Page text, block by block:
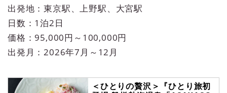
出発地：東京駅、上野駅、大宮駅
日数：1泊2日
価格：95,000円～100,000円
出発月：2026年7月～12月
＜ひとりの贅沢＞『ひとり旅初